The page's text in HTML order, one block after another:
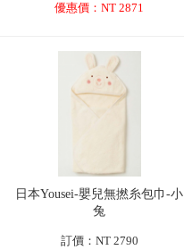
優惠價：NT 2871
日本Yousei-嬰兒無撚糸包巾-小
兔
訂價：NT 2790